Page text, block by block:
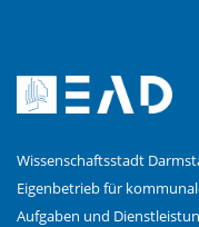
Wissenschaftsstadt
Eigenbetrieb für
Aufgaben und